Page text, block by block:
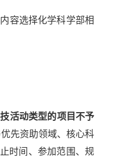
容选择化学科学部相
活动类型的项目不予
先资助领域、核心科
时间、参加范围、规